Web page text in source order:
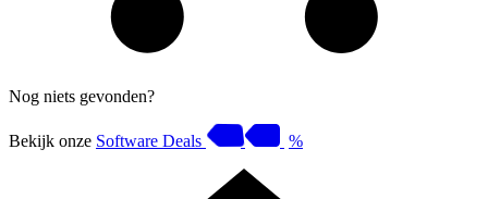
Nog niets gevonden?
Bekijk onze Software Deals %